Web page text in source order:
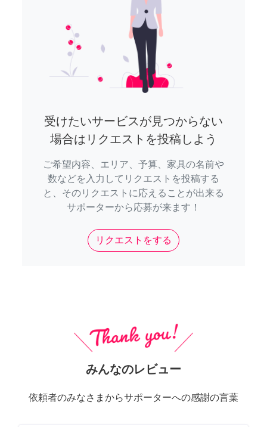
受けたいサービスが見つからない
場合はリクエストを投稿しよう
ご希望内容、エリア、予算、家具の名前や
数などを入力してリクエストを投稿する
と、そのリクエストに応えることが出来る
サポーターから応募が来ます！
リクエストをする
みんなのレビュー
依頼者のみなさまからサポーターへの感謝の言葉